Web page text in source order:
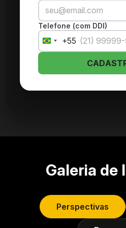
Telefone (com DDI)
Brazil
+55
+55
Galeria de
Perspectivas